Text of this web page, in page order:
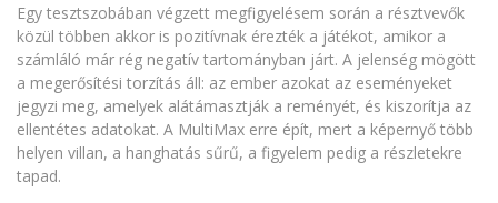
Egy tesztszobában végzett megfigyelésem során a résztvevők
közül többen akkor is pozitívnak érezték a játékot, amikor a
számláló már rég negatív tartományban járt. A jelenség mögött
a megerősítési torzítás áll: az ember azokat az eseményeket
jegyzi meg, amelyek alátámasztják a reményét, és kiszorítja az
ellentétes adatokat. A MultiMax erre épít, mert a képernyő több
helyen villan, a hanghatás sűrű, a figyelem pedig a részletekre
tapad.